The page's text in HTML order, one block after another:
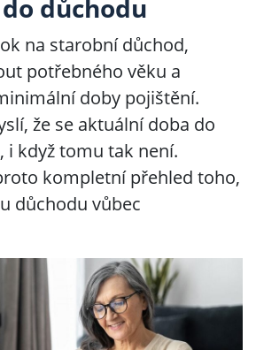
důchodu
na starobní důchod,
potřebného věku a
doby pojištění.
že se aktuální doba do
i když tomu tak není.
kompletní přehled toho,
důchodu vůbec